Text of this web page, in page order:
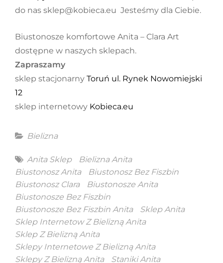
do nas sklep@kobieca.eu Jesteśmy dla Ciebie.
Biustonosze komfortowe Anita – Clara Art
dostępne w naszych sklepach.
Zapraszamy
sklep stacjonarny Toruń ul. Rynek Nowomiejski
12
sklep internetowy Kobieca.eu
Categories
Bielizna
Tags
Anita Sklep
Bielizna Anita
Biustonosz Anita
Biustonosz Bez Fiszbin
Biustonosz Clara
Biustonosze Anita
Biustonosze Bez Fiszbin
Biustonosze Bez Fiszbin Anita
Sklep Anita
Sklep Internetow Z Bielizną Anita
Sklep Z Bielizną Anita
Sklepy Internetowe Z Bielizną Anita
Sklepy Z Bielizną Anita
Staniki Anita